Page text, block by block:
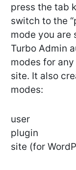
press the tab
switch to the
mode you are
Turbo Admin
modes for
site. It also
modes:
user
plugin
site (for